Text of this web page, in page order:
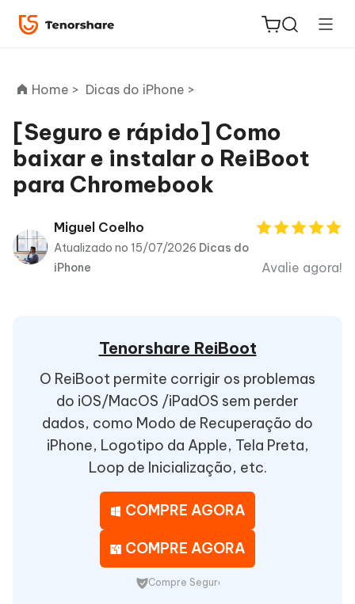
ReiBoot
for iOS
PDNob
PDF
Editor
Novo
Home > Dicas do iPhone >
[Seguro e rápido] Como
baixar e instalar o ReiBoot
para Chromebook
Miguel Coelho
Atualizado no 15/07/2026 Dicas do
iPhone
Avalie agora!
Tenorshare ReiBoot
O ReiBoot permite corrigir os problemas
do iOS/MacOS /iPadOS sem perder
dados, como Modo de Recuperação do
iPhone, Logotipo da Apple, Tela Preta,
Loop de Inicialização, etc.
COMPRE AGORA
COMPRE AGORA
Compre Seguro